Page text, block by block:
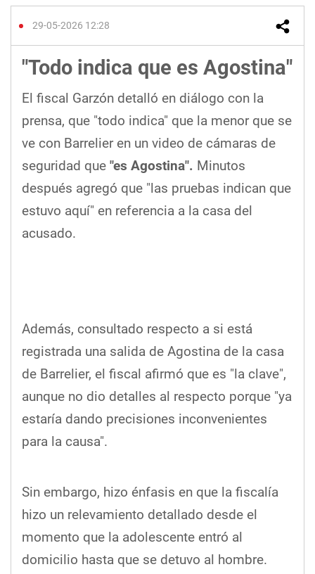
29-05-2026 12:28
"Todo indica que es Agostina"
El fiscal Garzón detalló en diálogo con la
prensa, que "todo indica" que la menor que se
ve con Barrelier en un video de cámaras de
seguridad que "es Agostina". Minutos
después agregó que "las pruebas indican que
estuvo aquí" en referencia a la casa del
acusado.
Además, consultado respecto a si está
registrada una salida de Agostina de la casa
de Barrelier, el fiscal afirmó que es "la clave",
aunque no dio detalles al respecto porque "ya
estaría dando precisiones inconvenientes
para la causa".
Sin embargo, hizo énfasis en que la fiscalía
hizo un relevamiento detallado desde el
momento que la adolescente entró al
domicilio hasta que se detuvo al hombre.